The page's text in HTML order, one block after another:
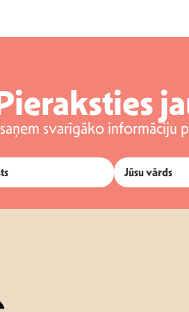
svarīgāko informāciju